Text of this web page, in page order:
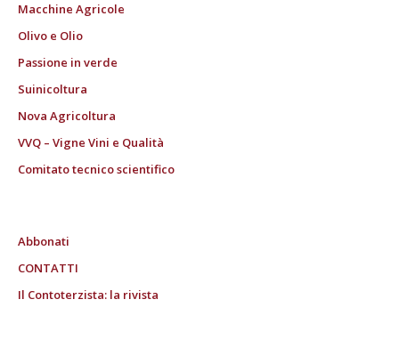
Macchine Agricole
Olivo e Olio
Passione in verde
Suinicoltura
Nova Agricoltura
VVQ – Vigne Vini e Qualità
Comitato tecnico scientifico
Abbonati
CONTATTI
Il Contoterzista: la rivista